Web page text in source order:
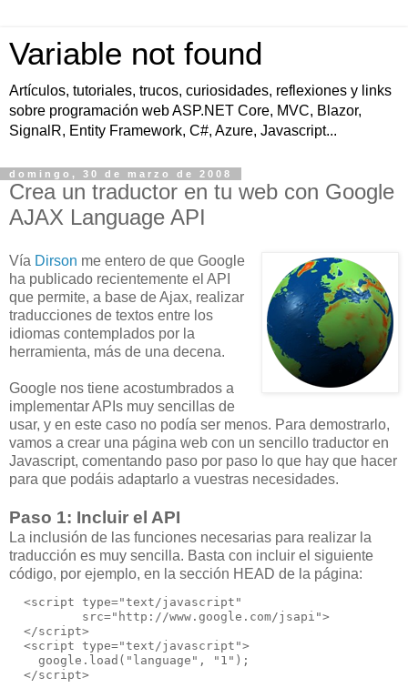
Variable not found
Artículos, tutoriales, trucos, curiosidades, reflexiones y links
sobre programación web ASP.NET Core, MVC, Blazor,
SignalR, Entity Framework, C#, Azure, Javascript...
domingo, 30 de marzo de 2008
Crea un traductor en tu web con Google
AJAX Language API
Vía Dirson me entero de que Google
ha publicado recientemente el API
que permite, a base de Ajax, realizar
traducciones de textos entre los
idiomas contemplados por la
herramienta, más de una decena.
Google nos tiene acostumbrados a
implementar APIs muy sencillas de
usar, y en este caso no podía ser menos. Para demostrarlo,
vamos a crear una página web con un sencillo traductor en
Javascript, comentando paso por paso lo que hay que hacer
para que podáis adaptarlo a vuestras necesidades.
Paso 1: Incluir el API
La inclusión de las funciones necesarias para realizar la
traducción es muy sencilla. Basta con incluir el siguiente
código, por ejemplo, en la sección HEAD de la página:
  <script type="text/javascript"
          src="http://www.google.com/jsapi">
  </script>
  <script type="text/javascript">
    google.load("language", "1");
  </script>